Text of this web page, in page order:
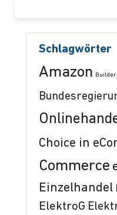
Schlagwörter
Amazon Builder
Choice in
Commerce
Einzelhandel
ElektroG